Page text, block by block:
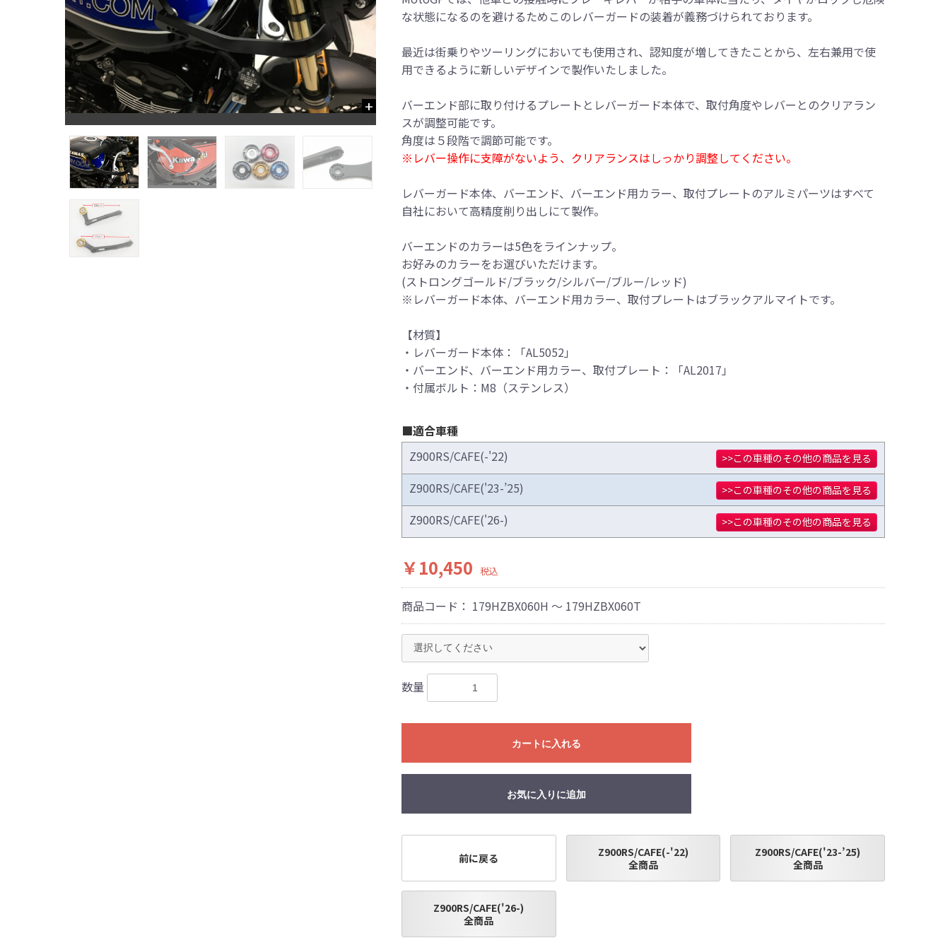
な状態になるのを避けるためこのレバーガードの装着が義務づけられております。
最近は街乗りやツーリングにおいても使用され、認知度が増してきたことから、左右兼用で使
用できるように新しいデザインで製作いたしました。
バーエンド部に取り付けるプレートとレバーガード本体で、取付角度やレバーとのクリアラン
スが調整可能です。
角度は５段階で調節可能です。
※レバー操作に支障がないよう、クリアランスはしっかり調整してください。
レバーガード本体、バーエンド、バーエンド用カラー、取付プレートのアルミパーツはすべて
自社において高精度削り出しにて製作。
バーエンドのカラーは5色をラインナップ。
お好みのカラーをお選びいただけます。
(ストロングゴールド/ブラック/シルバー/ブルー/レッド)
※レバーガード本体、バーエンド用カラー、取付プレートはブラックアルマイトです。
【材質】
・レバーガード本体：「AL5052」
・バーエンド、バーエンド用カラー、取付プレート：「AL2017」
・付属ボルト：M8（ステンレス）
■適合車種
Z900RS/CAFE(-'22)
>>この車種のその他の商品を見る
Z900RS/CAFE('23-’25) >>この車種のその他の商品を見る
Z900RS/CAFE('26-) >>この車種のその他の商品を見る
￥10,450 税込
商品コード： 179HZBX060H ～ 179HZBX060T
数量
カートに入れる
お気に入りに追加
前に戻る
Z900RS/CAFE(-'22)
全商品
Z900RS/CAFE('23-’25)
全商品
Z900RS/CAFE('26-)
全商品
●当HP内では、マフラーの取付けイメージをわかりやすくするために一般車両に装着した写真を使用
●レーシングパーツはサーキットにおけるスポーツ走行ならびにレース使用を目的としており公道
●国内で開催される全ての競技に対応するわけではございません。
レースでの使用に際しては、主催者が発行する競技規則を確認の上、お客様ご自身の判断により装着
●取り付けについては専門の資格と知識・経験を有した整備士が、指定のサービスマニュアル、指定の
基準に基づいた取り付けを行ってください。
なお、取付時、使用時、その他で起きた全ての事故、故障に対し保険、保証等は一切無く、商品の返
品、クレーム等も受付できませんので、あらかじめご了承ください。
●商品の仕様・価格につきましては事前の予告無く変更となる場合がありますので了承願います。
●商品は、予告無く販売終了する場合がありますのでご了承願います。